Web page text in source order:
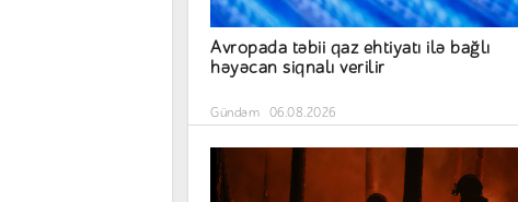
Avropada təbii qaz ehtiyatı ilə bağlı
həyəcan siqnalı verilir
Gündəm 06.08.2026